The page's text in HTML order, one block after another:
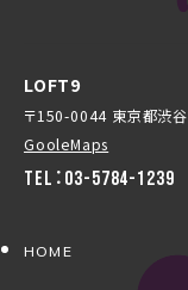
LOFT9
〒150-0044 東京都渋
GooleMaps
TEL：03-5784-1239
HOME